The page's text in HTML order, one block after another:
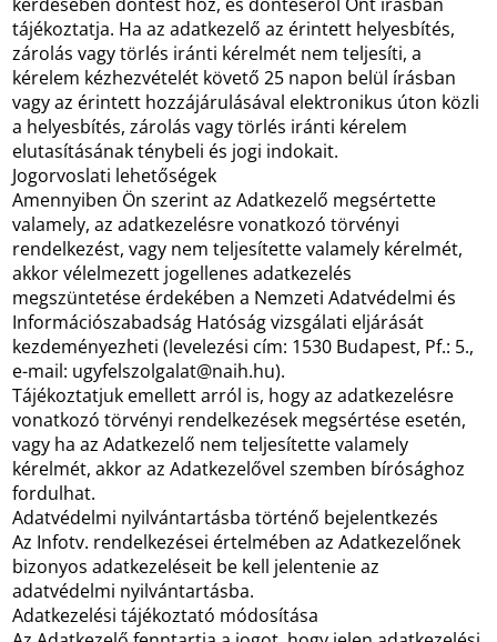
tájékoztatja. Ha az adatkezelő az érintett helyesbítés,
zárolás vagy törlés iránti kérelmét nem teljesíti, a
kérelem kézhezvételét követő 25 napon belül írásban
vagy az érintett hozzájárulásával elektronikus úton közli
a helyesbítés, zárolás vagy törlés iránti kérelem
elutasításának ténybeli és jogi indokait.
Jogorvoslati lehetőségek
Amennyiben Ön szerint az Adatkezelő megsértette
valamely, az adatkezelésre vonatkozó törvényi
rendelkezést, vagy nem teljesítette valamely kérelmét,
akkor vélelmezett jogellenes adatkezelés
megszüntetése érdekében a Nemzeti Adatvédelmi és
Információszabadság Hatóság vizsgálati eljárását
kezdeményezheti (levelezési cím: 1530 Budapest, Pf.: 5.,
e-mail: ugyfelszolgalat@naih.hu).
Tájékoztatjuk emellett arról is, hogy az adatkezelésre
vonatkozó törvényi rendelkezések megsértése esetén,
vagy ha az Adatkezelő nem teljesítette valamely
kérelmét, akkor az Adatkezelővel szemben bírósághoz
fordulhat.
Adatvédelmi nyilvántartásba történő bejelentkezés
Az Infotv. rendelkezései értelmében az Adatkezelőnek
bizonyos adatkezeléseit be kell jelentenie az
adatvédelmi nyilvántartásba.
Adatkezelési tájékoztató módosítása